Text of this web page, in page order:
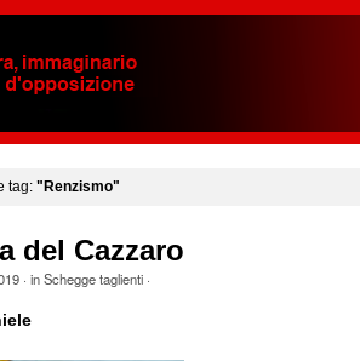
tag: "Renzismo"
del Cazzaro
· inSchegge taglienti·